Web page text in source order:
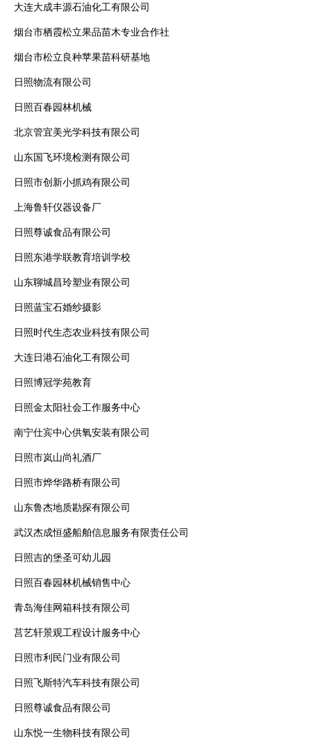
大连大成丰源石油化工有限公司
烟台市栖霞松立果品苗木专业合作社
烟台市松立良种苹果苗科研基地
日照物流有限公司
日照百春园林机械
北京管宜美光学科技有限公司
山东国飞环境检测有限公司
日照市创新小抓鸡有限公司
上海鲁轩仪器设备厂
日照尊诚食品有限公司
日照东港学联教育培训学校
山东聊城昌玲塑业有限公司
日照蓝宝石婚纱摄影
日照时代生态农业科技有限公司
大连日港石油化工有限公司
日照博冠学苑教育
日照金太阳社会工作服务中心
南宁仕宾中心供氧安装有限公司
日照市岚山尚礼酒厂
日照市烨华路桥有限公司
山东鲁杰地质勘探有限公司
武汉杰成恒盛船舶信息服务有限责任公司
日照吉的堡圣可幼儿园
日照百春园林机械销售中心
青岛海佳网箱科技有限公司
莒艺轩景观工程设计服务中心
日照市利民门业有限公司
日照飞斯特汽车科技有限公司
日照尊诚食品有限公司
山东悦一生物科技有限公司